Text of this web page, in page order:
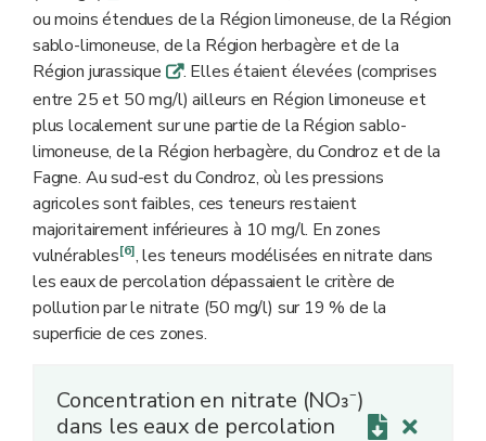
ou moins étendues de la Région limoneuse, de la Région
sablo-limoneuse, de la Région herbagère et de la
Région jurassique q. Elles étaient élevées (comprises
entre 25 et 50 mg/l) ailleurs en Région limoneuse et
plus localement sur une partie de la Région sablo-
limoneuse, de la Région herbagère, du Condroz et de la
Fagne. Au sud-est du Condroz, où les pressions
agricoles sont faibles, ces teneurs restaient
majoritairement inférieures à 10 mg/l. En zones
vulnérables[6], les teneurs modélisées en nitrate dans
les eaux de percolation dépassaient le critère de
pollution par le nitrate (50 mg/l) sur 19 % de la
superficie de ces zones.
Concentration en nitrate (NO₃⁻)
dans les eaux de percolation